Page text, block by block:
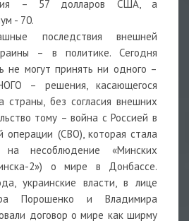
– 57 долларов США, а
- 70.
последствия внешней
– в политике. Сегодня
не могут принять ни одного –
– решения, касающегося
страны, без согласия внешних
тому – война с Россией в
операции (СВО), которая стала
несоблюдение «Минских
2») о мире в Донбассе.
украинские власти, в лице
Порошенко и Владимира
договор о мире как ширму